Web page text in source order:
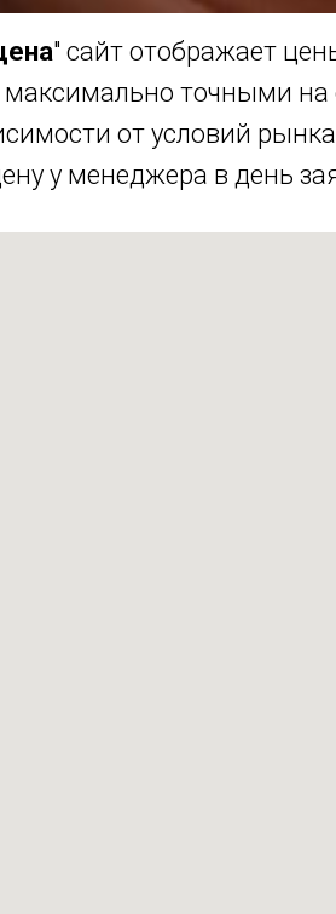
" сайт отображает
максимально точными на
от условий
у менеджера в день